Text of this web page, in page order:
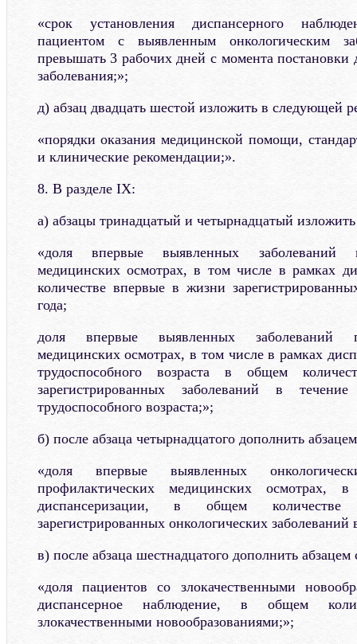
«срок установления диспансерного
пациентом с выявленным онкологическим
превышать 3 рабочих дней с момента постановки
заболевания;»;
д) абзац двадцать шестой изложить в следующей
«порядки оказания медицинской помощи,
и клинические рекомендации;».
8. В разделе IX:
а) абзацы тринадцатый и четырнадцатый
«доля впервые выявленных заболеваний
медицинских осмотрах, в том числе в рамках
количестве впервые в жизни
года;
доля впервые выявленных заболеваний
медицинских осмотрах, в том числе в рамках
трудоспособного возраста в общем
зарегистрированных заболеваний в
трудоспособного возраста;»;
б) после абзаца четырнадцатого дополнить
«доля впервые выявленных
профилактических медицинских
диспансеризации, в общем
зарегистрированных онкологических заболеваний
в) после абзаца шестнадцатого дополнить
«доля пациентов со злокачественными
диспансерное наблюдение, в общем
злокачественными новообразованиями;»;